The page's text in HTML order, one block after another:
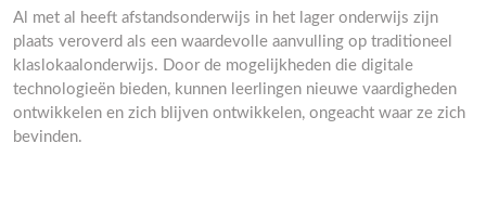
Al met al heeft afstandsonderwijs in het lager onderwijs zijn
plaats veroverd als een waardevolle aanvulling op traditioneel
klaslokaalonderwijs. Door de mogelijkheden die digitale
technologieën bieden, kunnen leerlingen nieuwe vaardigheden
ontwikkelen en zich blijven ontwikkelen, ongeacht waar ze zich
bevinden.